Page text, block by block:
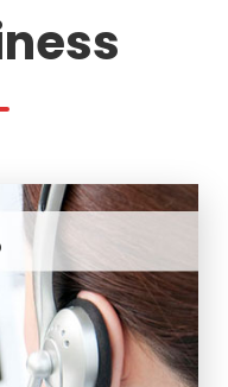
ารรับสายเข้า